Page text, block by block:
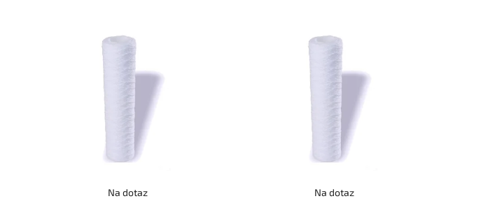
Na dotaz Na dotaz